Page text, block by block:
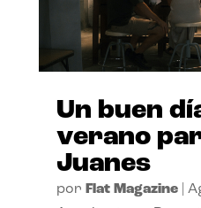
Un buen
verano
Juanes
por Flat Magazine|